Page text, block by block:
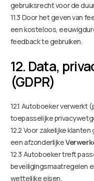
gebruiksrecht voor de
11.3 Door het geven van
een kosteloos,
feedback te gebruiken.
12. Data,
(GDPR)
12.1 Autoboeker
toepasselijke
12.2 Voor zakelijke
een afzonderlijke
12.3 Autoboeker treft
beveiligingsmaatregelen
wettelijke eisen.